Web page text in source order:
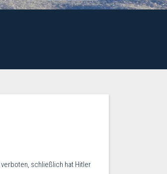
schließlich hat Hitler